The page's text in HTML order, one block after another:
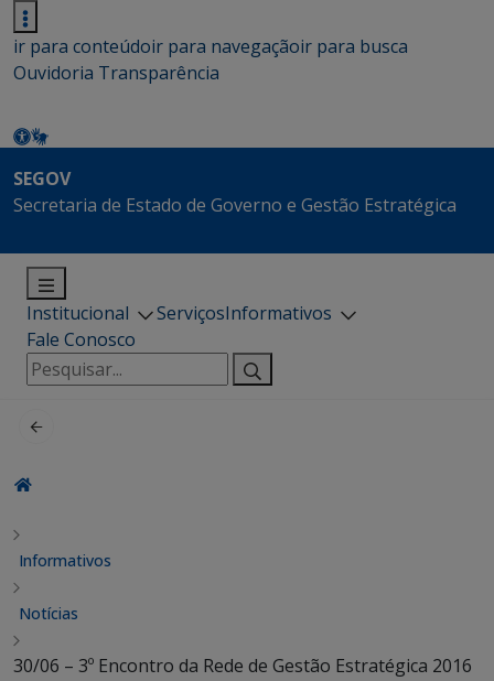
ir para conteúdoir para navegaçãoir para busca
Ouvidoria Transparência
SEGOV
Secretaria de Estado de Governo e Gestão Estratégica
Institucional ServiçosInformativos
Fale Conosco
Pesquisar
por:
Informativos
Notícias
30/06 – 3º Encontro da Rede de Gestão Estratégica 2016